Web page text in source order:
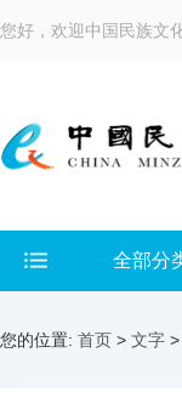
您好，欢迎中国民族文
全部分
您的位置: 首页 > 文字 >